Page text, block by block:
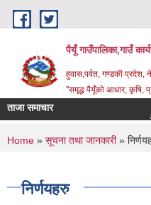
Skip to main content
पैयूँ गाउँपालिका,गाउँ
हुवास,पर्वत, गण्डकी प्रदेश,
"समृद्ध पैयूँको आधार; कृषि,
ताजा समाचार
You are here
Home » सूचना तथा जानकारी»
निर्णयहरु